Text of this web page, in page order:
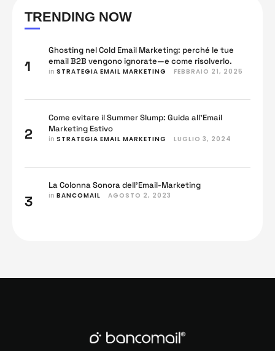
TRENDING NOW
1
Ghosting nel Cold Email Marketing: perché le tue
email B2B vengono ignorate—e come risolverlo.
in STRATEGIA EMAIL MARKETING FEBBRAIO 21, 2025
2
Come evitare il Summer Slump: Guida all’Email
Marketing Estivo
in STRATEGIA EMAIL MARKETING LUGLIO 3, 2024
3
La Colonna Sonora dell’Email-Marketing
in BANCOMAIL AGOSTO 2, 2023